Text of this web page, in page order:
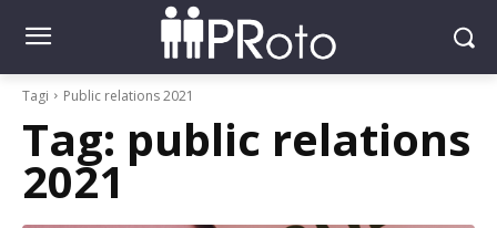
Tagi Public relations 2021
Tag: public relations
2021